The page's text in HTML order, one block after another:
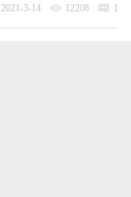
2021-3-14 12208 1